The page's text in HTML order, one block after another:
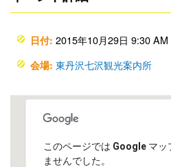
日付: 2015年10月29日 9:30 AM
会場: 東丹沢七沢観光案内所
このページでは Google マ
ませんでした。